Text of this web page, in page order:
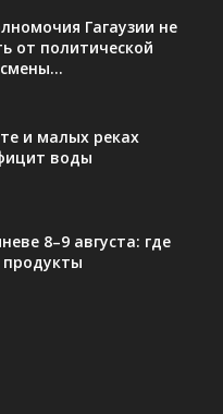
Гагаузии не
от политической
и малых реках
воды
8–9 августа: где
продукты